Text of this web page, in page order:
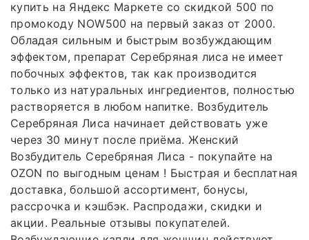
купить на Яндекс Маркете со скидкой 500 по
промокоду NOW500 на первый заказ от 2000.
Обладая сильным и быстрым возбуждающим
эффектом, препарат Серебряная лиса не имеет
побочных эффектов, так как производится
только из натуральных ингредиентов, полностью
растворяется в любом напитке. Возбудитель
Серебряная Лиса начинает действовать уже
через 30 минут после приёма. Женский
Возбудитель Серебряная Лиса - покупайте на
OZON по выгодным ценам ! Быстрая и бесплатная
доставка, большой ассортимент, бонусы,
рассрочка и кэшбэк. Распродажи, скидки и
акции. Реальные отзывы покупателей.